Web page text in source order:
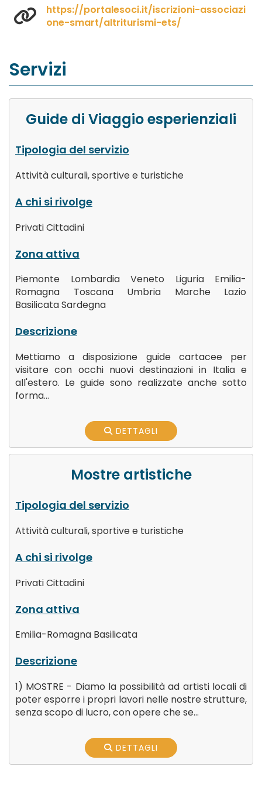
https://portalesoci.it/iscrizioni-associazi
one-smart/altriturismi-ets/
Servizi
Guide di Viaggio esperienziali
Tipologia del servizio
Attività culturali, sportive e turistiche
A chi si rivolge
Privati Cittadini
Zona attiva
Piemonte Lombardia Veneto Liguria Emilia-
Romagna Toscana Umbria Marche Lazio
BasilicataSardegna
Descrizione
Mettiamo a disposizione guide cartacee per
visitare con occhi nuovi destinazioni in Italia e
all'estero. Le guide sono realizzate anche sotto
forma...
DETTAGLI
Mostre artistiche
Tipologia del servizio
Attività culturali, sportive e turistiche
A chi si rivolge
Privati Cittadini
Zona attiva
Emilia-Romagna Basilicata
Descrizione
1) MOSTRE - Diamo la possibilità ad artisti locali di
poter esporre i propri lavori nelle nostre strutture,
senza scopo di lucro, con opere che se...
DETTAGLI